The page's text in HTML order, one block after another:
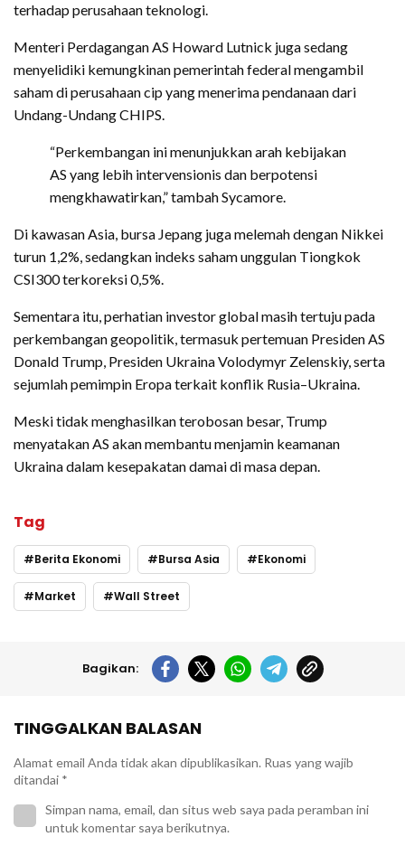
terhadap perusahaan teknologi.
Menteri Perdagangan AS Howard Lutnick juga sedang
menyelidiki kemungkinan pemerintah federal mengambil
saham di perusahaan cip yang menerima pendanaan dari
Undang-Undang CHIPS.
“Perkembangan ini menunjukkan arah kebijakan
AS yang lebih intervensionis dan berpotensi
mengkhawatirkan,” tambah Sycamore.
Di kawasan Asia, bursa Jepang juga melemah dengan Nikkei
turun 1,2%, sedangkan indeks saham unggulan Tiongkok
CSI300 terkoreksi 0,5%.
Sementara itu, perhatian investor global masih tertuju pada
perkembangan geopolitik, termasuk pertemuan Presiden AS
Donald Trump, Presiden Ukraina Volodymyr Zelenskiy, serta
sejumlah pemimpin Eropa terkait konflik Rusia–Ukraina.
Meski tidak menghasilkan terobosan besar, Trump
menyatakan AS akan membantu menjamin keamanan
Ukraina dalam kesepakatan damai di masa depan.
Tag
Berita Ekonomi Bursa Asia Ekonomi
Market Wall Street
Bagikan:
TINGGALKAN BALASAN
Alamat email Anda tidak akan dipublikasikan. Ruas yang wajib
ditandai *
Simpan nama, email, dan situs web saya pada peramban ini
untuk komentar saya berikutnya.